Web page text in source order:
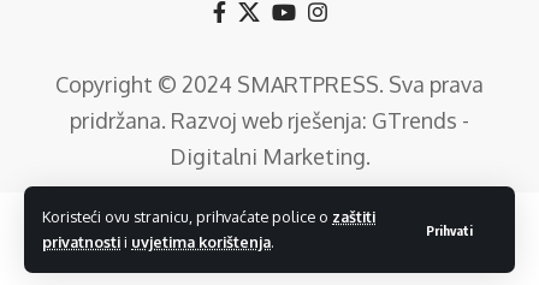
Koristeći ovu stranicu, prihvaćate police o zaštiti
privatnostii uvjetima korištenja.
Prihvati
Copyright © 2024 SMARTPRESS. Sva prava
pridržana. Razvoj web rješenja: GTrends -
Digitalni Marketing.